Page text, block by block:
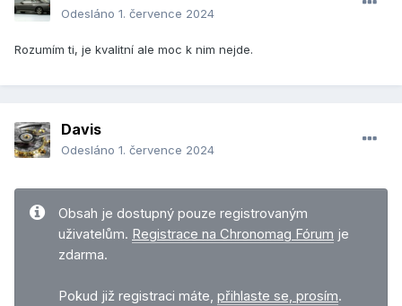
Odesláno 1. července 2024
Rozumím ti, je kvalitní ale moc k nim nejde.
Davis
Odesláno 1. července 2024
Obsah je dostupný pouze registrovaným
uživatelům. Registrace na Chronomag Fórum je
zdarma.
Pokud již registraci máte, přihlaste se, prosím.